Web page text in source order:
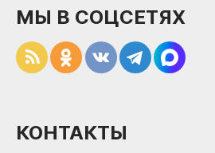
МЫ В СОЦСЕТЯХ
КОНТАКТЫ